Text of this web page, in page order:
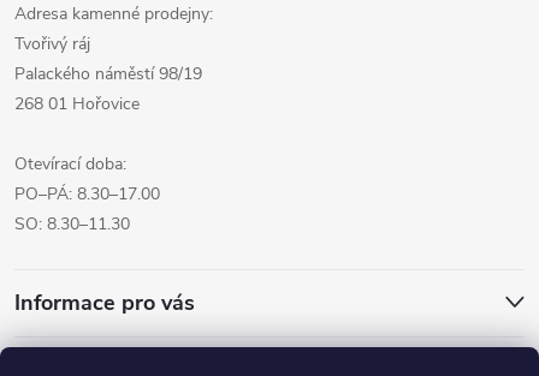
Adresa kamenné prodejny:
Tvořivý ráj
Palackého náměstí 98/19
268 01 Hořovice
Otevírací doba:
PO–PÁ: 8.30–17.00
SO: 8.30–11.30
Informace pro vás